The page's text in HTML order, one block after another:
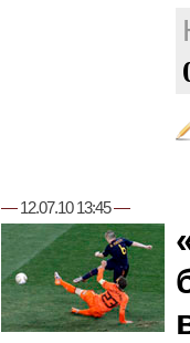
—12.07.10 13:45—